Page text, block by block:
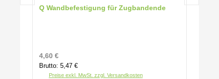
Q Wandbefestigung für Zugbandende
Regulärer Preis:
4,60 €
Brutto: 5,47 €
Preise exkl. MwSt. zzgl. Versandkosten